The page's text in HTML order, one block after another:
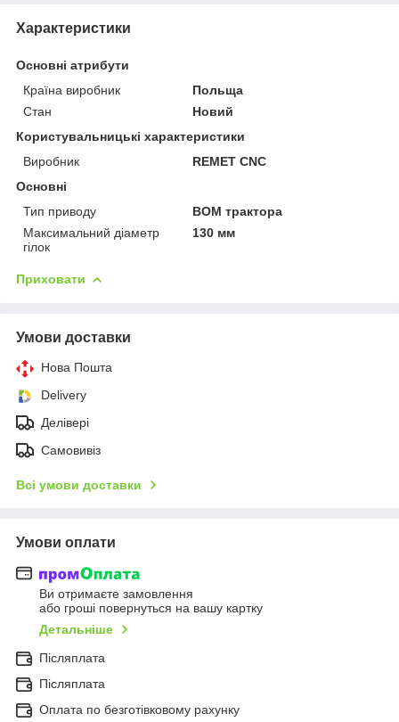
Характеристики
Основні атрибути
Країна виробник
Польща
Стан
Новий
Користувальницькі характеристики
Виробник
REMET CNC
Основні
Тип приводу
ВОМ трактора
Максимальний діаметр
гілок
130 мм
Приховати
Умови доставки
Нова Пошта
Delivery
Делівері
Самовивіз
Всі умови доставки
Умови оплати
Ви отримаєте замовлення
або гроші повернуться на вашу картку
Детальніше
Післяплата
Післяплата
Оплата по безготівковому рахунку